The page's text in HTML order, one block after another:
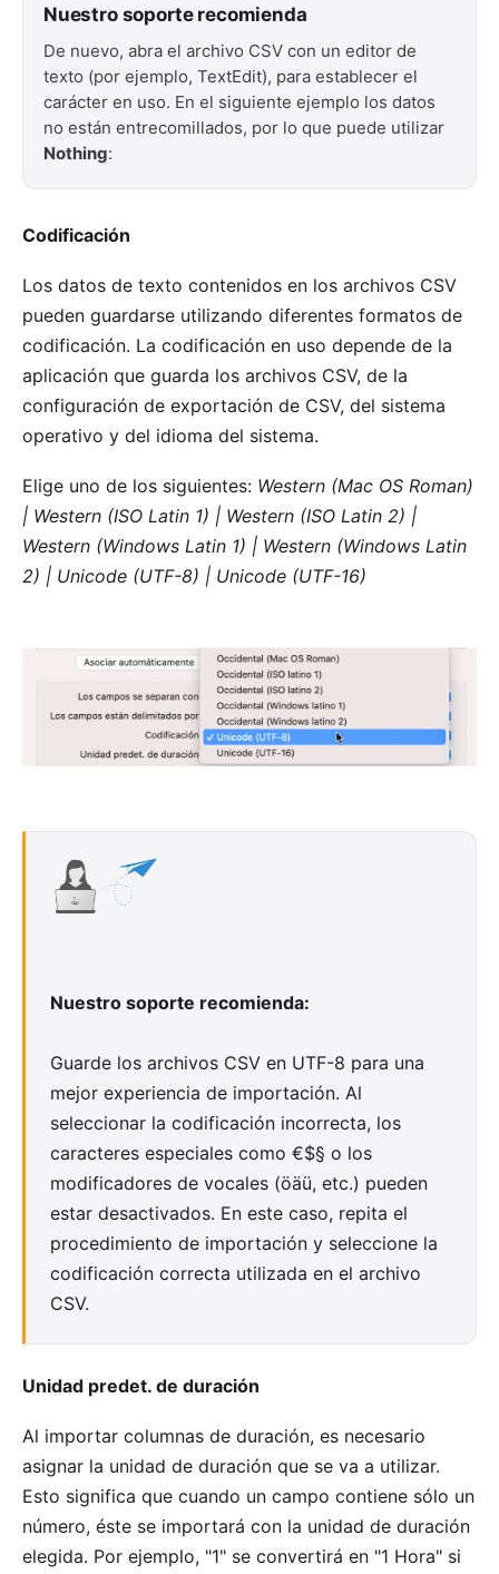
Nuestro soporte recomienda
De nuevo, abra el archivo CSV con un editor de
texto (por ejemplo, TextEdit), para establecer el
carácter en uso. En el siguiente ejemplo los datos
no están entrecomillados, por lo que puede utilizar
Nothing:
Codificación
Los datos de texto contenidos en los archivos CSV
pueden guardarse utilizando diferentes formatos de
codificación. La codificación en uso depende de la
aplicación que guarda los archivos CSV, de la
configuración de exportación de CSV, del sistema
operativo y del idioma del sistema.
Elige uno de los siguientes: Western (Mac OS Roman)
| Western (ISO Latin 1) | Western (ISO Latin 2) |
Western (Windows Latin 1) | Western (Windows Latin
2) | Unicode (UTF-8) | Unicode (UTF-16)
Nuestro soporte recomienda:
Guarde los archivos CSV en UTF-8 para una
mejor experiencia de importación. Al
seleccionar la codificación incorrecta, los
caracteres especiales como €$§ o los
modificadores de vocales (öäü, etc.) pueden
estar desactivados. En este caso, repita el
procedimiento de importación y seleccione la
codificación correcta utilizada en el archivo
CSV.
Unidad predet. de duración
Al importar columnas de duración, es necesario
asignar la unidad de duración que se va a utilizar.
Esto significa que cuando un campo contiene sólo un
número, éste se importará con la unidad de duración
elegida. Por ejemplo, "1" se convertirá en "1 Hora" si